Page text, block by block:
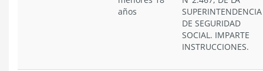
años
SUPERINTENDENCIA
DE SEGURIDAD
SOCIAL. IMPARTE
INSTRUCCIONES.